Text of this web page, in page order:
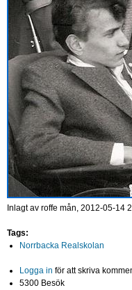
Inlagt av roffe mån, 2012-05-14
Tags:
Norrbacka Realskolan
Logga in för att skriva
5300 Besök